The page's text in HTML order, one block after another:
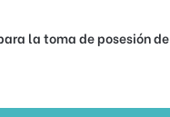
la toma de posesión de